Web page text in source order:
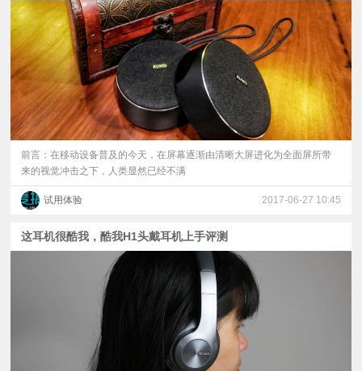
前言：在移动设备普及的今天，在屏幕逐渐由清晰大屏进化为全面屏所带
来的视觉冲击之下，人类显然已经不满
试用体验 2017-06-27 10:45
这耳机很酷我，酷我H1头戴耳机上手评测